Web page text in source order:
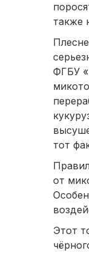
также
ФГБУ
тот
от
Этот